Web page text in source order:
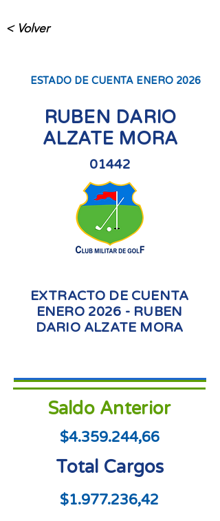
< Volver
ESTADO DE CUENTA ENERO 2026
RUBEN DARIO
ALZATE MORA
01442
EXTRACTO DE CUENTA
ENERO 2026 - RUBEN
DARIO ALZATE MORA
Saldo Anterior
$4.359.244,66
Total Cargos
$1.977.236,42